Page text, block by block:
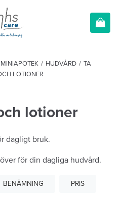
MINIAPOTEK / HUDVÅRD / TA
LOTIONER
lotioner
dagligt bruk.
för din dagliga hudvård.
BENÄMNING PRIS